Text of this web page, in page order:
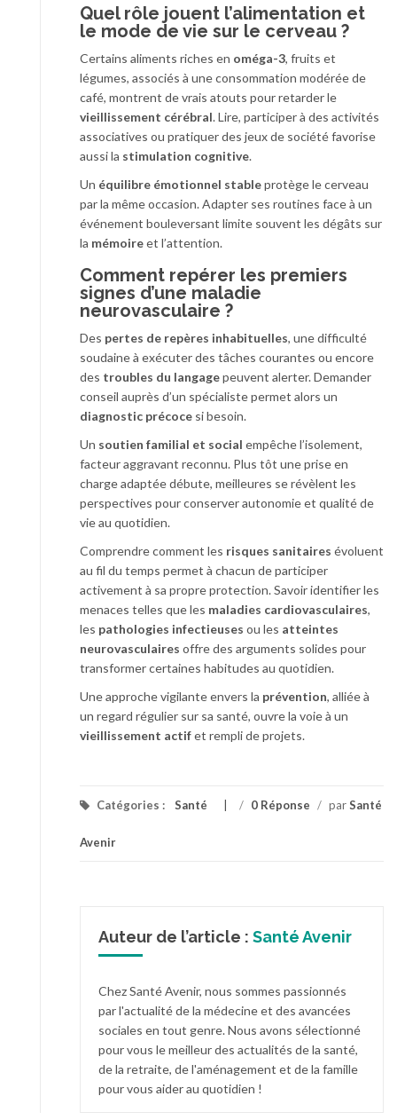
Quel rôle jouent l’alimentation et
le mode de vie sur le cerveau ?
Certains aliments riches en oméga-3, fruits et
légumes, associés à une consommation modérée de
café, montrent de vrais atouts pour retarder le
vieillissement cérébral. Lire, participer à des activités
associatives ou pratiquer des jeux de société favorise
aussi la stimulation cognitive.
Un équilibre émotionnel stableprotège le cerveau
par la même occasion. Adapter ses routines face à un
événement bouleversant limite souvent les dégâts sur
la mémoireet l’attention.
Comment repérer les premiers
signes d’une maladie
neurovasculaire ?
Des pertes de repères inhabituelles, une difficulté
soudaine à exécuter des tâches courantes ou encore
des troubles du langagepeuvent alerter. Demander
conseil auprès d’un spécialiste permet alors un
diagnostic précoce si besoin.
Un soutien familial et social empêche l’isolement,
facteur aggravant reconnu. Plus tôt une prise en
charge adaptée débute, meilleures se révèlent les
perspectives pour conserver autonomie et qualité de
vie au quotidien.
Comprendre comment les risques sanitaires évoluent
au fil du temps permet à chacun de participer
activement à sa propre protection. Savoir identifier les
menaces telles que les maladies cardiovasculaires,
les pathologies infectieuses ou les atteintes
neurovasculaires offre des arguments solides pour
transformer certaines habitudes au quotidien.
Une approche vigilante envers la prévention, alliée à
un regard régulier sur sa santé, ouvre la voie à un
vieillissement actifet rempli de projets.
Catégories : Santé / 0 Réponse / parSanté
Avenir
Auteur de l’article : Santé Avenir
Chez Santé Avenir, nous sommes passionnés
par l'actualité de la médecine et des avancées
sociales en tout genre. Nous avons sélectionné
pour vous le meilleur des actualités de la santé,
de la retraite, de l'aménagement et de la famille
pour vous aider au quotidien !